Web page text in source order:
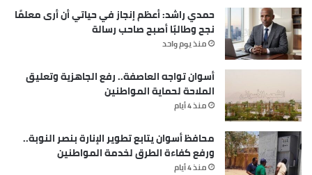
حمدي راشد: أعظم إنجاز في حياتي أن أرى معلمًا
نجح وطالبًا أصبح صاحب رسالة
منذ يوم واحد
أسوان تواجه العاصفة.. رفع الجاهزية وتعليق
الملاحة لحماية المواطنين
منذ 4 أيام
محافظ أسوان يتابع تطوير الإنارة بنصر النوبة..
ورفع كفاءة الطرق لخدمة المواطنين
منذ 4 أيام